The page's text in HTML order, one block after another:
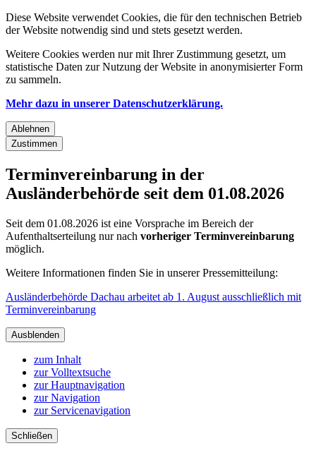
Diese Website verwendet Cookies, die für den technischen Betrieb
der Website notwendig sind und stets gesetzt werden.
Weitere Cookies werden nur mit Ihrer Zustimmung gesetzt, um
statistische Daten zur Nutzung der Website in anonymisierter Form
zu sammeln.
Mehr dazu in unserer Datenschutzerklärung.
Ablehnen
Zustimmen
Terminvereinbarung in der
Ausländerbehörde seit dem 01.08.2026
Seit dem 01.08.2026 ist eine Vorsprache im Bereich der
Aufenthaltserteilung nur nach vorheriger Terminvereinbarung
möglich.
Weitere Informationen finden Sie in unserer Pressemitteilung:
Ausländerbehörde Dachau arbeitet ab 1. August ausschließlich mit
Terminvereinbarung
Ausblenden
zum Inhalt
zur Volltextsuche
zur Hauptnavigation
zur Navigation
zur Servicenavigation
Schließen